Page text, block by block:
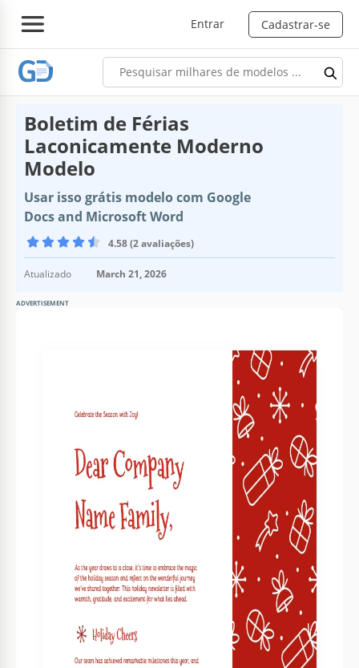
Entrar Cadastrar-se
Boletim de Férias
Laconicamente Moderno
Modelo
Usar isso grátis modelo com Google
Docs and Microsoft Word
4.58 (2 avaliações)
Atualizado March 21, 2026
ADVERTISEMENT